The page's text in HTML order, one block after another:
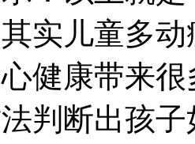
实儿童多
健康带来
法判断出孩